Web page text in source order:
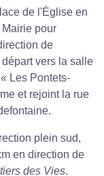
de l'Église en
pour
de
vers la salle
Les Pontets-
et rejoint la rue
plein sud,
en direction de
des Vies.